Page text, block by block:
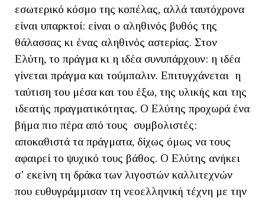
εσωτερικό κόσμο της κοπέλας, αλλά ταυτόχρονα
είναι υπαρκτοί: είναι ο αληθινός βυθός της
θάλασσας κι ένας αληθινός αστερίας. Στον
Ελύτη, το πράγμα κι η ιδέα συνυπάρχουν: η ιδέα
γίνεται πράγμα και τούμπαλιν. Επιτυγχάνεται η
ταύτιση του μέσα και του έξω, της υλικής και της
ιδεατής πραγματικότητας. Ο Ελύτης προχωρά ένα
βήμα πιο πέρα από τους συμβολιστές:
αποκαθιστά τα πράγματα, δίχως όμως να τους
αφαιρεί το ψυχικό τους βάθος. Ο Ελύτης ανήκει
σ’ εκείνη τη δράκα των λιγοστών καλλιτεχνών
που ευθυγράμμισαν τη νεοελληνική τέχνη με την